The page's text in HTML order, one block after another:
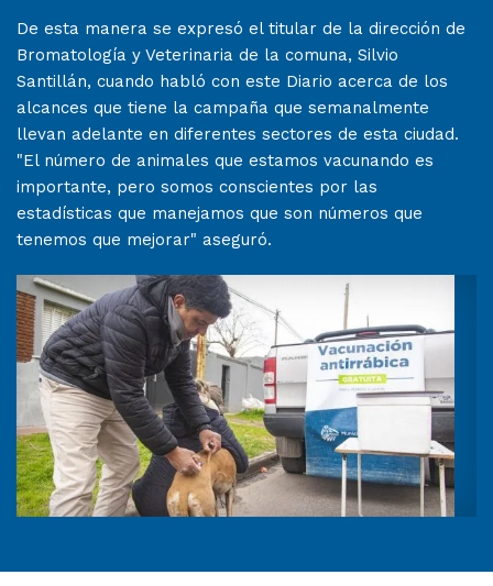
De esta manera se expresó el titular de la dirección de
Bromatología y Veterinaria de la comuna, Silvio
Santillán, cuando habló con este Diario acerca de los
alcances que tiene la campaña que semanalmente
llevan adelante en diferentes sectores de esta ciudad.
"El número de animales que estamos vacunando es
importante, pero somos conscientes por las
estadísticas que manejamos que son números que
tenemos que mejorar" aseguró.